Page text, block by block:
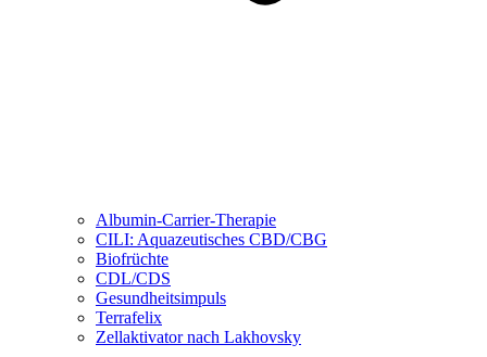
Albumin-Carrier-Therapie
CILI: Aquazeutisches CBD/CBG
Biofrüchte
CDL/CDS
Gesundheitsimpuls
Terrafelix
Zellaktivator nach Lakhovsky